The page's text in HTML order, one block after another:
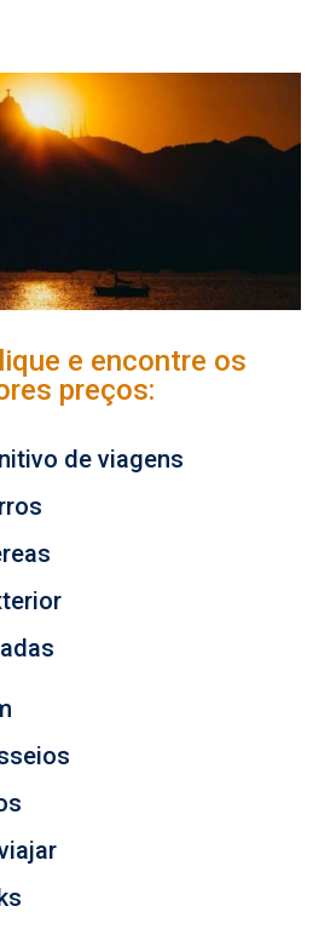
e encontre os
preços:
de viagens